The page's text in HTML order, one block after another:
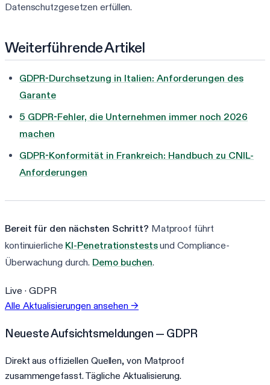
Datenschutzgesetzen erfüllen.
Weiterführende Artikel
GDPR-Durchsetzung in Italien: Anforderungen des
Garante
5 GDPR-Fehler, die Unternehmen immer noch 2026
machen
GDPR-Konformität in Frankreich: Handbuch zu CNIL-
Anforderungen
Bereit für den nächsten Schritt? Matproof führt
kontinuierliche KI-Penetrationstestsund Compliance-
Überwachung durch. Demo buchen.
Live · GDPR
Alle Aktualisierungen ansehen →
Neueste Aufsichtsmeldungen — GDPR
Direkt aus offiziellen Quellen, von Matproof
zusammengefasst. Tägliche Aktualisierung.